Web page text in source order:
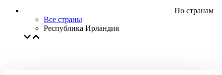
По странам
Все страны
Республика Ирландия